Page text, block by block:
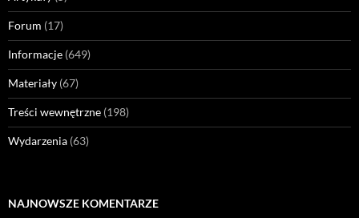
Forum (17)
Informacje (649)
Materiały (67)
Treści wewnętrzne (198)
Wydarzenia (63)
NAJNOWSZE KOMENTARZE